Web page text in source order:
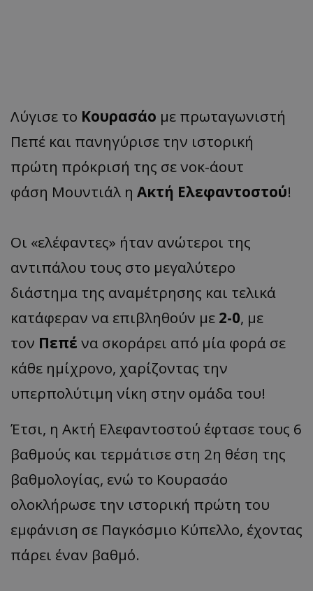
Λύγισε το Κουρασάο με πρωταγωνιστή
Πεπέ και πανηγύρισε την ιστορική
πρώτη πρόκρισή της σε νοκ-άουτ
φάση Μουντιάλ η Ακτή Ελεφαντοστού!
Οι «ελέφαντες» ήταν ανώτεροι της
αντιπάλου τους στο μεγαλύτερο
διάστημα της αναμέτρησης και τελικά
κατάφεραν να επιβληθούν με 2-0, με
τον Πεπέ να σκοράρει από μία φορά σε
κάθε ημίχρονο, χαρίζοντας την
υπερπολύτιμη νίκη στην ομάδα του!
Έτσι, η Ακτή Ελεφαντοστού έφτασε τους 6
βαθμούς και τερμάτισε στη 2η θέση της
βαθμολογίας, ενώ το Κουρασάο
ολοκλήρωσε την ιστορική πρώτη του
εμφάνιση σε Παγκόσμιο Κύπελλο, έχοντας
πάρει έναν βαθμό.